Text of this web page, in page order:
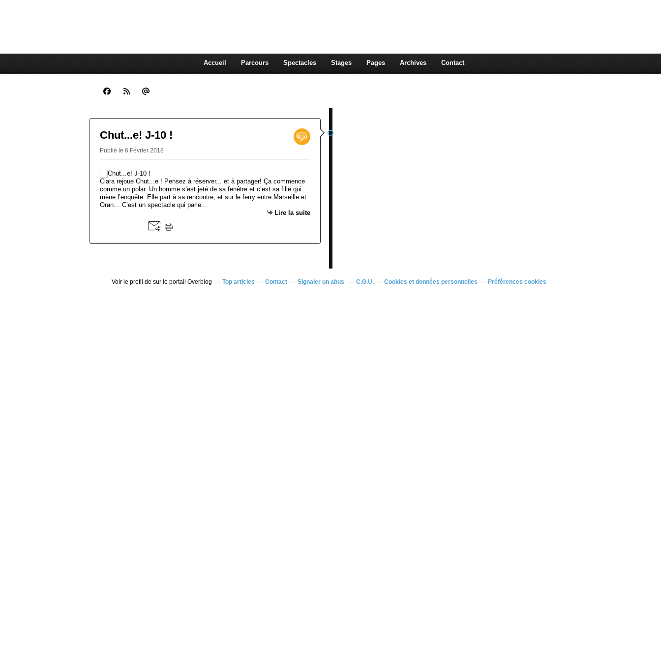
Accueil Parcours Spectacles Stages Pages Archives Contact
Chut...e! J-10 !
Publié le 6 Février 2018
Clara rejoue Chut...e ! Pensez à réserver... et à partager! Ça commence
comme un polar. Un homme s’est jeté de sa fenêtre et c’est sa fille qui
mène l’enquête. Elle part à sa rencontre, et sur le ferry entre Marseille et
Oran… C’est un spectacle qui parle...
Lire la suite
Voir le profil de sur le portail Overblog Top articles Contact Signaler un abus C.G.U. Cookies et données personnelles Préférences cookies